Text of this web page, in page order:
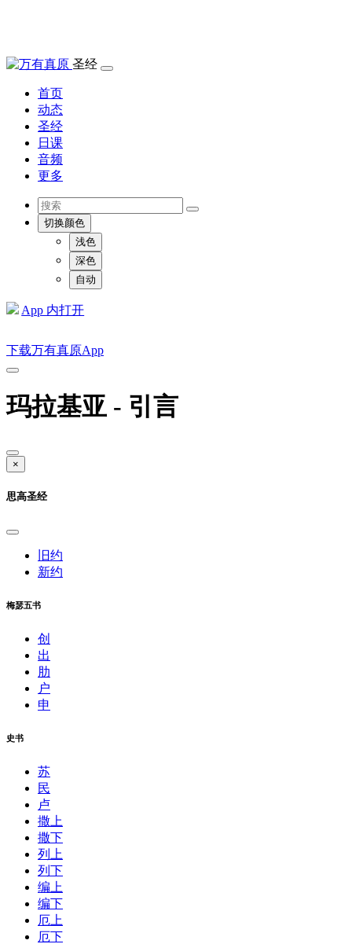
圣经
首页
动态
圣经
日课
音频
更多
切换颜色
浅色
深色
自动
App 内打开
下载万有真原App
玛拉基亚 - 引言
×
思高圣经
旧约
新约
梅瑟五书
创
出
肋
户
申
史书
苏
民
卢
撒上
撒下
列上
列下
编上
编下
厄上
厄下